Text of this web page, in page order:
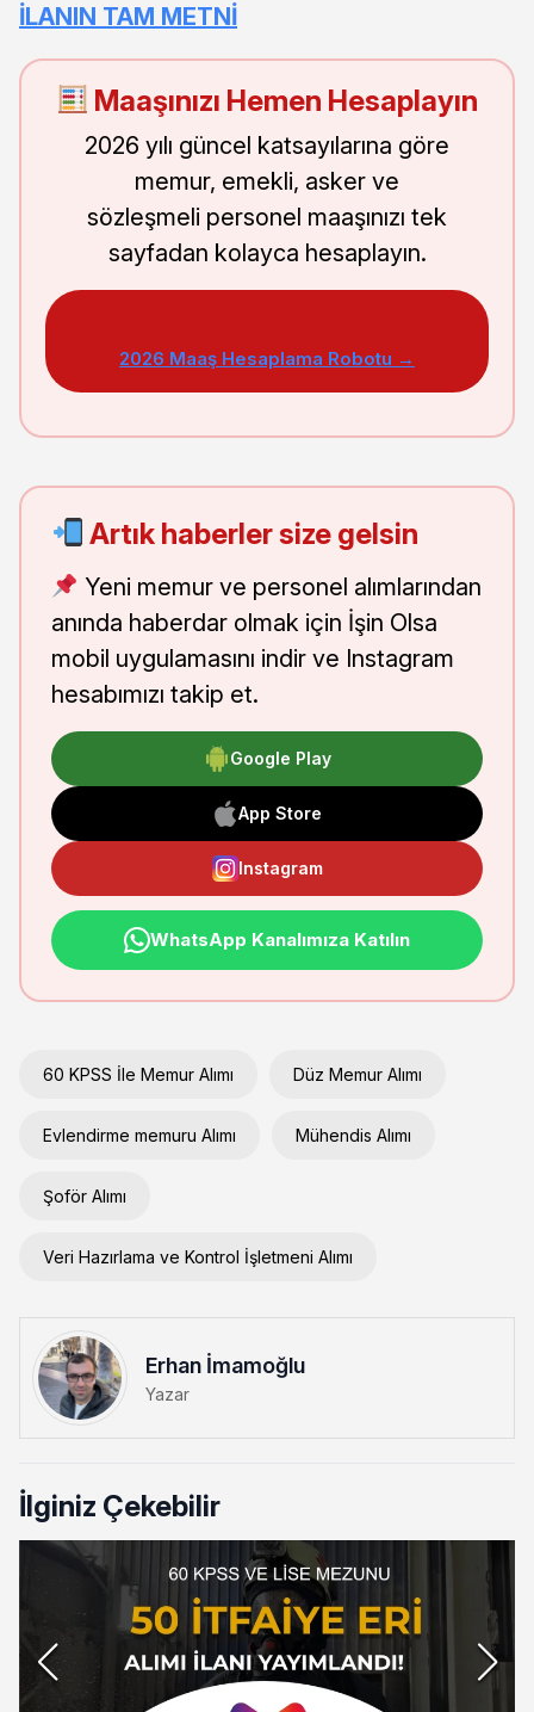
İLANIN TAM METNİ
Maaşınızı Hemen Hesaplayın
2026 yılı güncel katsayılarına göre
memur, emekli, asker ve
sözleşmeli personel maaşınızı tek
sayfadan kolayca hesaplayın.
2026 Maaş Hesaplama Robotu →
Artık haberler size gelsin
Yeni memur ve personel alımlarından
anında haberdar olmak için İşin Olsa
mobil uygulamasını indir ve Instagram
hesabımızı takip et.
Google Play
App Store
Instagram
WhatsApp Kanalımıza Katılın
60 KPSS İle Memur Alımı Düz Memur Alımı
Evlendirme memuru Alımı Mühendis Alımı
Şoför Alımı
Veri Hazırlama ve Kontrol İşletmeni Alımı
Erhan İmamoğlu
Yazar
İlginiz Çekebilir